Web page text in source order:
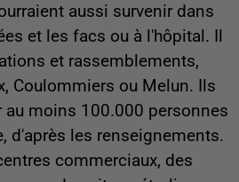
aussi survenir dans
et les facs ou à l'hôpital. Il
et rassemblements,
Coulommiers ou Melun. Ils
moins 100.000 personnes
d'après les renseignements.
commerciaux, des